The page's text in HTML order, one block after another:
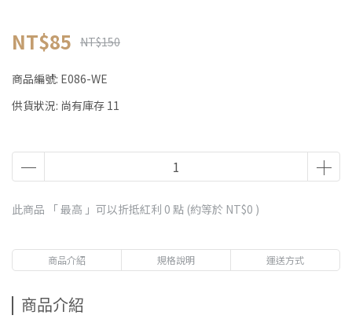
NT$85 NT$150
商品編號: E086-WE
供貨狀況: 尚有庫存 11
此商品 「 最高 」可以折抵紅利 0 點 (約等於 NT$0 )
商品介紹 規格說明 運送方式
商品介紹